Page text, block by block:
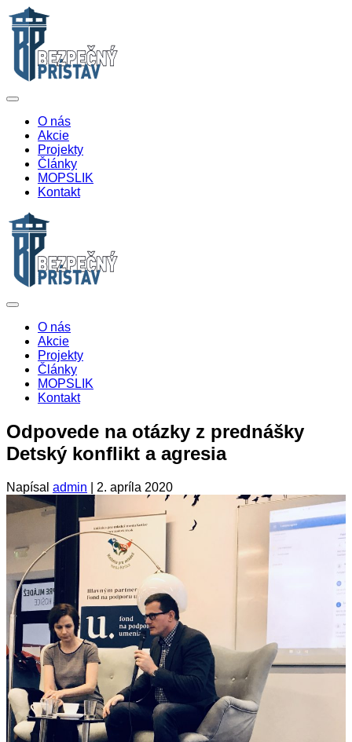
O nás
Akcie
Projekty
Články
MOPSLIK
Kontakt
O nás
Akcie
Projekty
Články
MOPSLIK
Kontakt
Odpovede na otázky z prednášky
Detský konflikt a agresia
Napísal admin 2. apríla 2020